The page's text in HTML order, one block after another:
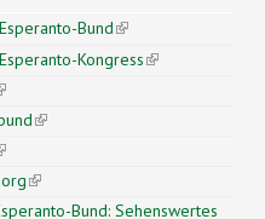
Bund(link is
external)
Kongress(link is
is external)
(link is external)
is external)
(link is external)
Bund: Sehenswertes